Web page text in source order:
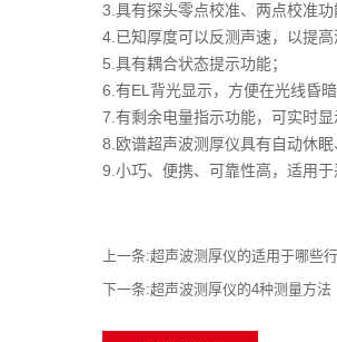
3.具有探头零点校准、两点校
4.已知厚度可以反测声速，以
5.具有耦合状态提示功能；
6.有EL背光显示，方便在光线
7.有剩余电量指示功能，可实
8.欧谱超声波测厚仪具有自动
9.小巧、便携、可靠性高，适用
上一条:超声波测厚仪的适用于哪些
下一条:超声波测厚仪的4种测量方法